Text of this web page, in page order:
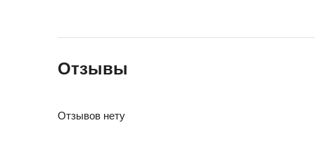
Отзывы
Отзывов нету